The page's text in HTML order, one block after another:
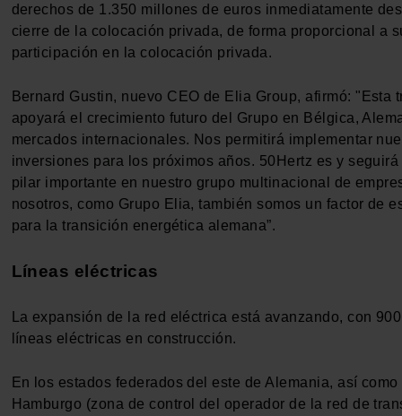
derechos de 1.350 millones de euros inmediatamente
cierre de la colocación privada, de forma proporcional a
participación en la colocación privada.
Bernard Gustin, nuevo CEO de Elia Group, afirmó: "Esta
apoyará el crecimiento futuro del Grupo en Bélgica,
mercados internacionales. Nos permitirá implementar
inversiones para los próximos años. 50Hertz es y
pilar importante en nuestro grupo multinacional de
nosotros, como Grupo Elia, también somos un factor de
para la transición energética alemana”.
Líneas eléctricas
La expansión de la red eléctrica está avanzando, con
líneas eléctricas en construcción.
En los estados federados del este de Alemania, así
Hamburgo (zona de control del operador de la red de